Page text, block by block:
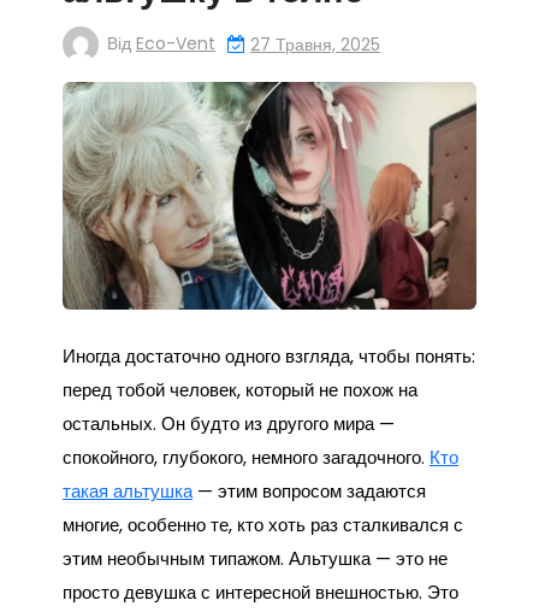
Від Eco-Vent 27 Травня, 2025
Иногда достаточно одного взгляда, чтобы понять:
перед тобой человек, который не похож на
остальных. Он будто из другого мира —
спокойного, глубокого, немного загадочного. Кто
такая альтушка— этим вопросом задаются
многие, особенно те, кто хоть раз сталкивался с
этим необычным типажом. Альтушка — это не
просто девушка с интересной внешностью. Это